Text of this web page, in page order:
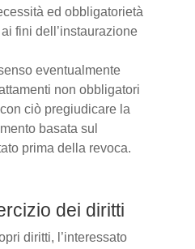
ed obbligatorietà
fini dell’instaurazione
eventualmente
non obbligatori
ciò pregiudicare la
basata sul
prima della revoca.
dei diritti
diritti, l’interessato